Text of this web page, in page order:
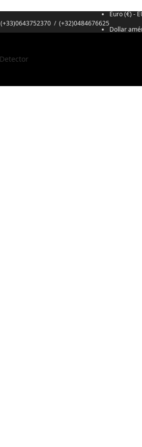
(+33)0643752370/ (+32)0484676625
Euro (€) -
Dollar